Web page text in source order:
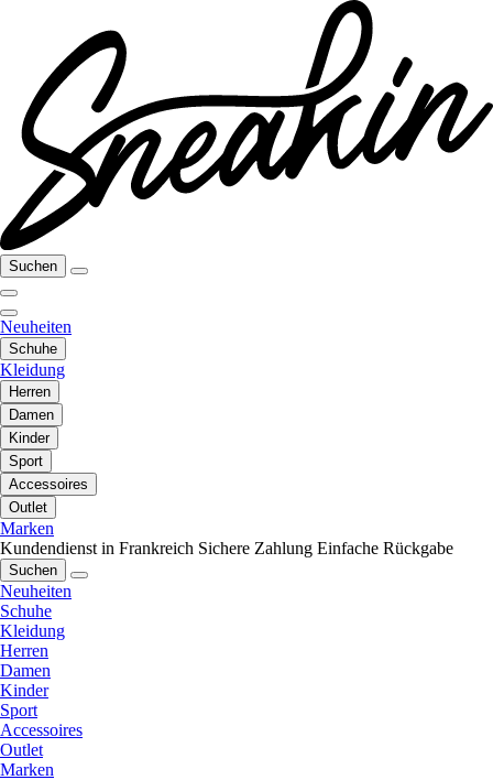
Suchen
Neuheiten
Schuhe
Kleidung
Herren
Damen
Kinder
Sport
Accessoires
Outlet
Marken
Kundendienst in Frankreich Sichere Zahlung Einfache Rückgabe
Suchen
Neuheiten
Schuhe
Kleidung
Herren
Damen
Kinder
Sport
Accessoires
Outlet
Marken